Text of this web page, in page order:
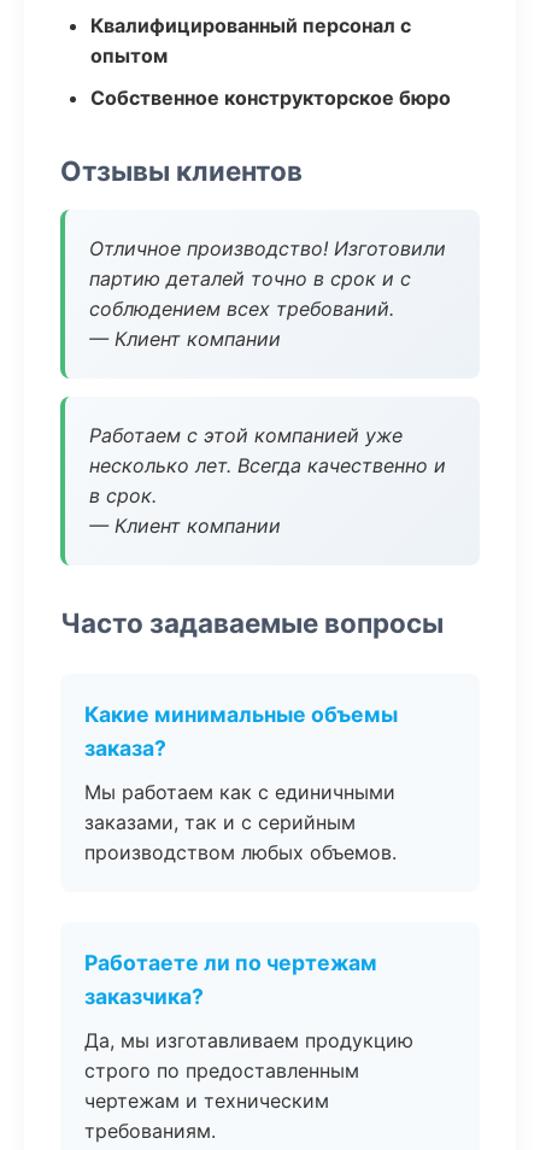
Квалифицированный персонал с
опытом
Собственное конструкторское бюро
Отзывы клиентов
Отличное производство! Изготовили
партию деталей точно в срок и с
соблюдением всех требований.
— Клиент компании
Работаем с этой компанией уже
несколько лет. Всегда качественно и
в срок.
— Клиент компании
Часто задаваемые вопросы
Какие минимальные объемы
заказа?
Мы работаем как с единичными
заказами, так и с серийным
производством любых объемов.
Работаете ли по чертежам
заказчика?
Да, мы изготавливаем продукцию
строго по предоставленным
чертежам и техническим
требованиям.